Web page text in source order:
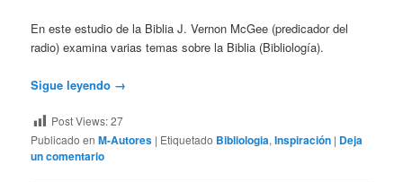
En este estudio de la Biblia J. Vernon McGee (predicador del
radio) examina varias temas sobre la Biblia (Bibliología).
Sigue leyendo →
Post Views:27
Publicado en M-Autores | Etiquetado Bibliologia,Inspiración | Deja
un comentario